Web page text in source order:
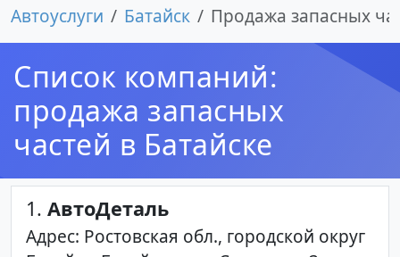
Автоуслуги Батайск Продажа запасных
Список компаний:
продажа запасных
частей в Батайске
1. АвтоДеталь
Адрес: Ростовская обл., городской округ